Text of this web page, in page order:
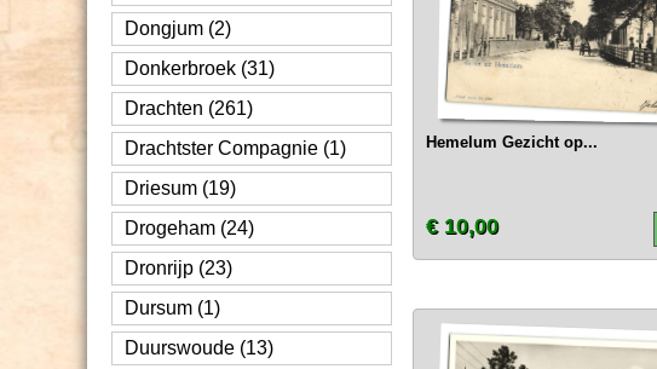
Dongjum (2)
Donkerbroek (31)
Drachten (261)
Drachtster Compagnie (1)
Driesum (19)
Drogeham (24)
Dronrijp (23)
Dursum (1)
Duurswoude (13)
Hemelum Gezicht op...
€ 10,00